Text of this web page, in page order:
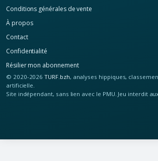
Conditions générales de vente
À propos
Contact
Confidentialité
Résilier mon abonnement
© 2020-2026TURF.bzh, analyses hippiques,
artificielle.
Site indépendant, sans lien avec le PMU. Jeu interdit